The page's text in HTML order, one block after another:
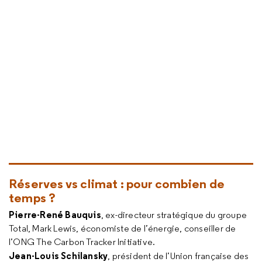
Réserves vs climat : pour combien de
temps ?
Pierre-René Bauquis, ex-directeur stratégique du groupe
Total, Mark Lewis, économiste de l’énergie, conseiller de
l’ONG The Carbon Tracker Initiative.
Jean-Louis Schilansky, président de l’Union française des